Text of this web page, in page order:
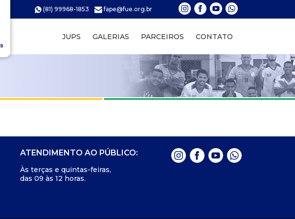
(81) 99968-1853 fape@fue.org.br
JUPS GALERIAS PARCEIROS CONTATO
ATENDIMENTO AO PÚBLICO:
Às terças e quintas-feiras,
das 09 às 12 horas.